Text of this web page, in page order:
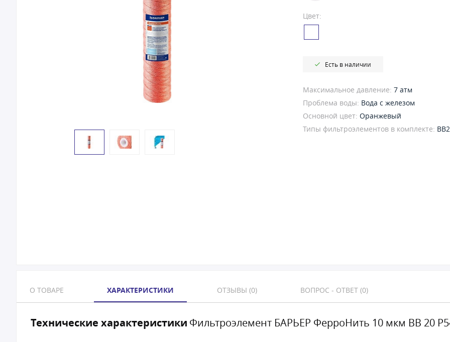
Цвет:
Есть в наличии
Максимальное давление: 7 атм
Проблема воды: Вода с железом
Основной цвет: Оранжевый
Типы фильтроэлементов в комплекте:
О ТОВАРЕ ХАРАКТЕРИСТИКИ ОТЗЫВЫ (0) ВОПРОС - ОТВЕТ (0)
Технические характеристики Фильтроэлемент БАРЬЕР ФерроНить 10 мкм BB 20